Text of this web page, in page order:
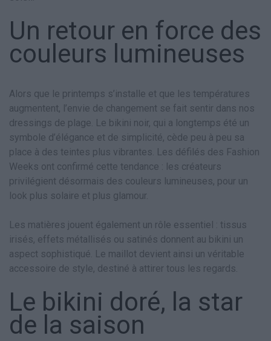
Un retour en force des
couleurs lumineuses
Alors que le printemps s’installe et que les températures
augmentent, l’envie de changement se fait sentir dans nos
dressings de plage. Le bikini noir, qui a longtemps été un
symbole d’élégance et de simplicité, cède peu à peu sa
place à des teintes plus vibrantes. Les défilés des Fashion
Weeks ont confirmé cette tendance : les créateurs
privilégient désormais des couleurs lumineuses, pour un
look plus solaire et plus glamour.
Les matières jouent également un rôle essentiel : tissus
irisés, effets métallisés ou satinés donnent au bikini un
aspect sophistiqué. Le maillot devient ainsi un véritable
accessoire de style, destiné à attirer tous les regards.
Le bikini doré, la star
de la saison